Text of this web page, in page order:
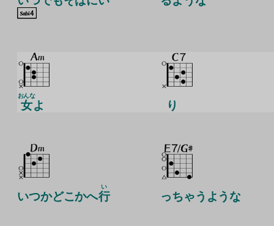
女
おんな
よ り
いつかどこかへ行
い
っちゃうような